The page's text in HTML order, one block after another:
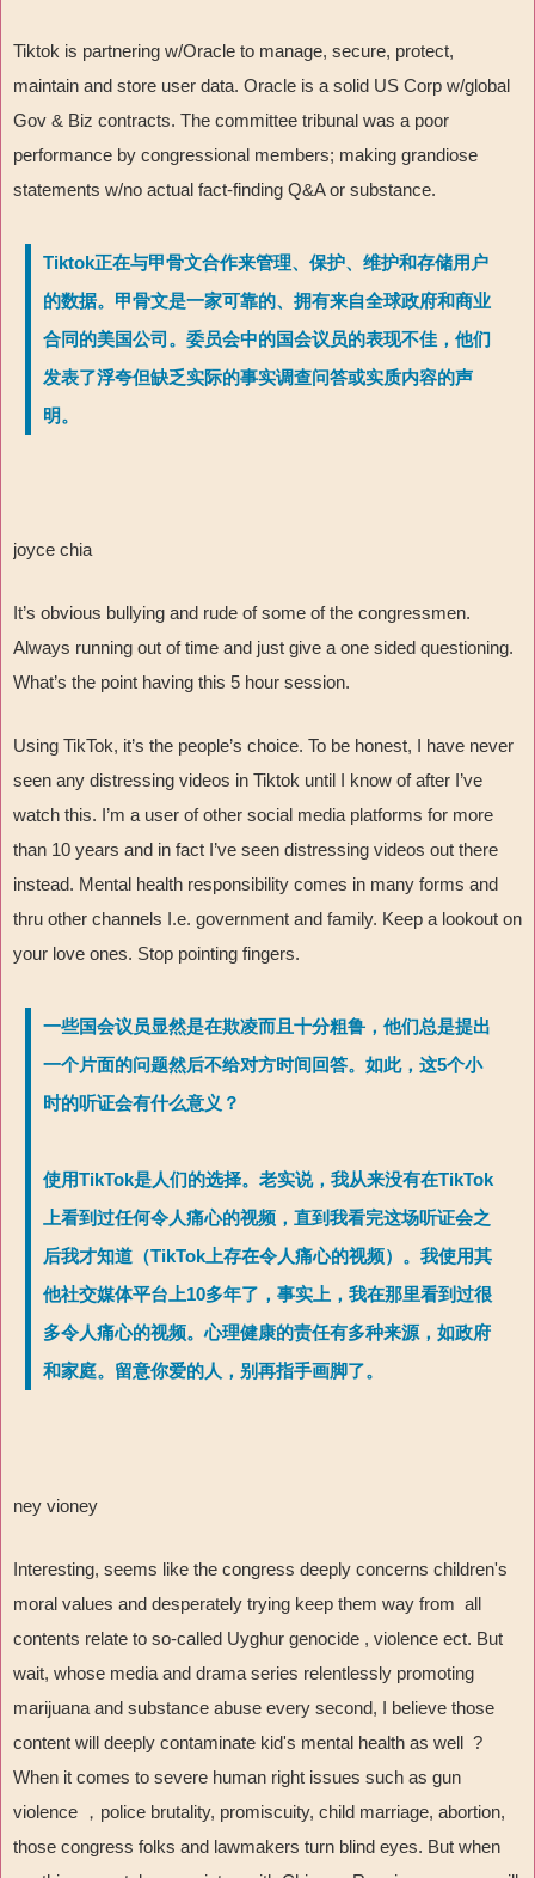
Tiktok is partnering w/Oracle to manage, secure, protect,
maintain and store user data. Oracle is a solid US Corp w/global
Gov & Biz contracts. The committee tribunal was a poor
performance by congressional members; making grandiose
statements w/no actual fact-finding Q&A or substance.
Tiktok正在与甲骨文合作来管理、保护、维护和存储用户
的数据。甲骨文是一家可靠的、拥有来自全球政府和商业
合同的美国公司。委员会中的国会议员的表现不佳，他们
发表了浮夸但缺乏实际的事实调查问答或实质内容的声
明。
joyce chia
It’s obvious bullying and rude of some of the congressmen.
Always running out of time and just give a one sided questioning.
What’s the point having this 5 hour session.
Using TikTok, it’s the people’s choice. To be honest, I have never
seen any distressing videos in Tiktok until I know of after I’ve
watch this. I’m a user of other social media platforms for more
than 10 years and in fact I’ve seen distressing videos out there
instead. Mental health responsibility comes in many forms and
thru other channels I.e. government and family. Keep a lookout on
your love ones. Stop pointing fingers.
一些国会议员显然是在欺凌而且十分粗鲁，他们总是提出
一个片面的问题然后不给对方时间回答。如此，这5个小
时的听证会有什么意义？
使用TikTok是人们的选择。老实说，我从来没有在TikTok
上看到过任何令人痛心的视频，直到我看完这场听证会之
后我才知道（TikTok上存在令人痛心的视频）。我使用其
他社交媒体平台上10多年了，事实上，我在那里看到过很
多令人痛心的视频。心理健康的责任有多种来源，如政府
和家庭。留意你爱的人，别再指手画脚了。
ney vioney
Interesting, seems like the congress deeply concerns children's
moral values and desperately trying keep them way from all
contents relate to so-called Uyghur genocide , violence ect. But
wait, whose media and drama series relentlessly promoting
marijuana and substance abuse every second, I believe those
content will deeply contaminate kid's mental health as well ?
When it comes to severe human right issues such as gun
violence ，police brutality, promiscuity, child marriage, abortion,
those congress folks and lawmakers turn blind eyes. But when